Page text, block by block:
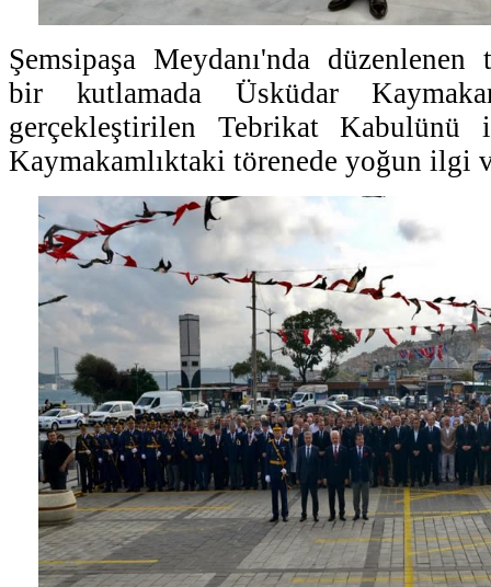
Şemsipaşa Meydanı'nda düzenlenen
bir kutlamada Üsküdar
gerçekleştirilen Tebrikat Kabulünü
Kaymakamlıktaki törenede yoğun ilgi